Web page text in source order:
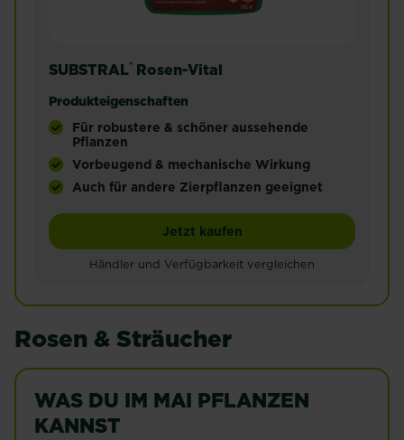
SUBSTRAL® Rosen-Vital
Produkteigenschaften
Für robustere & schöner aussehende
Pflanzen
Vorbeugend & mechanische Wirkung
Auch für andere Zierpflanzen geeignet
Für robustere & schöner aussehende Rosen bis
Jetzt kaufenSUBSTRAL® Rosen-Vital
Händler und Verfügbarkeit vergleichen
Rosen & Sträucher
WAS DU IM MAI PFLANZEN
KANNST